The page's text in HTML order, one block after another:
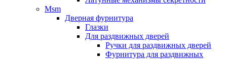
Msm
Дверная фурнитура
Глазки
Для раздвижных дверей
Ручки для раздвижных дверей
Фурнитура для раздвижных